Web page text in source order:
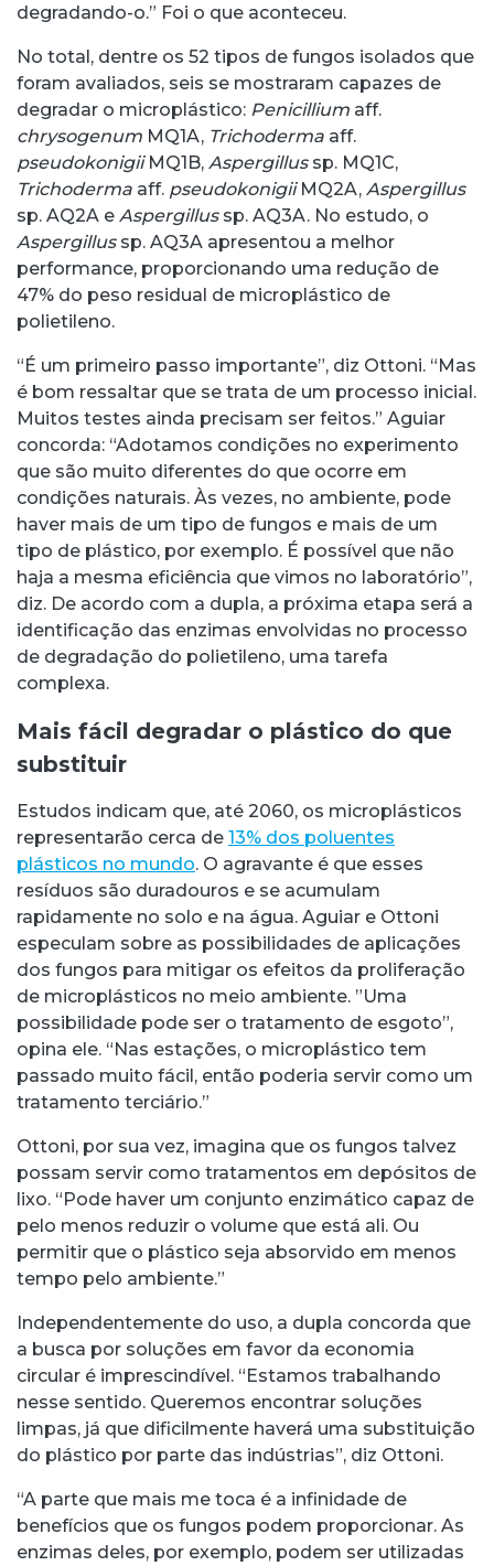
degradando-o.” Foi o que aconteceu.
No total, dentre os 52 tipos de fungos isolados que
foram avaliados, seis se mostraram capazes de
degradar o microplástico: Penicillium aff.
chrysogenum MQ1A, Trichoderma aff.
pseudokonigiiMQ1B, Aspergillussp. MQ1C,
Trichoderma aff. pseudokonigiiMQ2A, Aspergillus
sp. AQ2A e Aspergillussp. AQ3A. No estudo, o
Aspergillussp. AQ3A apresentou a melhor
performance, proporcionando uma redução de
47% do peso residual de microplástico de
polietileno.
“É um primeiro passo importante”, diz Ottoni. “Mas
é bom ressaltar que se trata de um processo inicial.
Muitos testes ainda precisam ser feitos.” Aguiar
concorda: “Adotamos condições no experimento
que são muito diferentes do que ocorre em
condições naturais. Às vezes, no ambiente, pode
haver mais de um tipo de fungos e mais de um
tipo de plástico, por exemplo. É possível que não
haja a mesma eficiência que vimos no laboratório”,
diz. De acordo com a dupla, a próxima etapa será a
identificação das enzimas envolvidas no processo
de degradação do polietileno, uma tarefa
complexa.
Mais fácil degradar o plástico do que
substituir
Estudos indicam que, até 2060, os microplásticos
representarão cerca de 13% dos poluentes
plásticos no mundo. O agravante é que esses
resíduos são duradouros e se acumulam
rapidamente no solo e na água. Aguiar e Ottoni
especulam sobre as possibilidades de aplicações
dos fungos para mitigar os efeitos da proliferação
de microplásticos no meio ambiente. ”Uma
possibilidade pode ser o tratamento de esgoto”,
opina ele. “Nas estações, o microplástico tem
passado muito fácil, então poderia servir como um
tratamento terciário.”
Ottoni, por sua vez, imagina que os fungos talvez
possam servir como tratamentos em depósitos de
lixo. “Pode haver um conjunto enzimático capaz de
pelo menos reduzir o volume que está ali. Ou
permitir que o plástico seja absorvido em menos
tempo pelo ambiente.”
Independentemente do uso, a dupla concorda que
a busca por soluções em favor da economia
circular é imprescindível. “Estamos trabalhando
nesse sentido. Queremos encontrar soluções
limpas, já que dificilmente haverá uma substituição
do plástico por parte das indústrias”, diz Ottoni.
“A parte que mais me toca é a infinidade de
benefícios que os fungos podem proporcionar. As
enzimas deles, por exemplo, podem ser utilizadas